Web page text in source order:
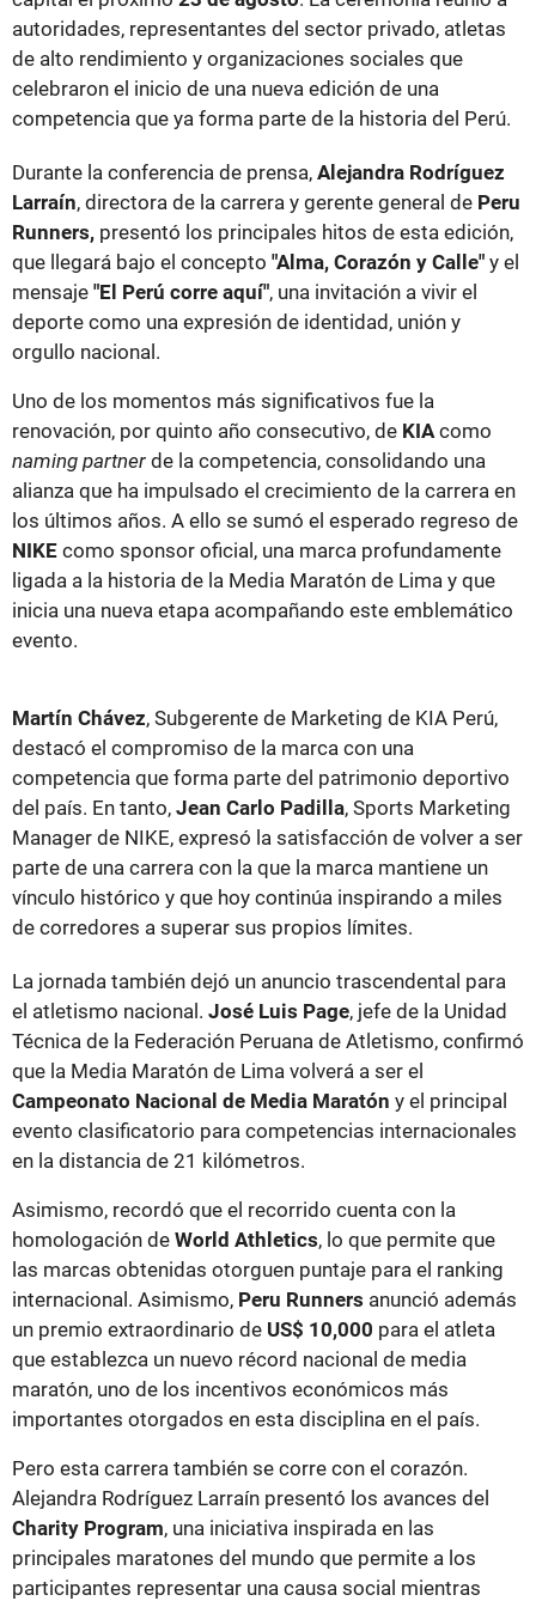
autoridades, representantes del sector privado, atletas
de alto rendimiento y organizaciones sociales que
celebraron el inicio de una nueva edición de una
competencia que ya forma parte de la historia del Perú.
Durante la conferencia de prensa, Alejandra Rodríguez
Larraín, directora de la carrera y gerente general de Peru
Runners, presentó los principales hitos de esta edición,
que llegará bajo el concepto "Alma, Corazón y Calle" y el
mensaje "El Perú corre aquí", una invitación a vivir el
deporte como una expresión de identidad, unión y
orgullo nacional.
Uno de los momentos más significativos fue la
renovación, por quinto año consecutivo, de KIAcomo
naming partner de la competencia, consolidando una
alianza que ha impulsado el crecimiento de la carrera en
los últimos años. A ello se sumó el esperado regreso de
NIKE como sponsor oficial, una marca profundamente
ligada a la historia de la Media Maratón de Lima y que
inicia una nueva etapa acompañando este emblemático
evento.
Martín Chávez, Subgerente de Marketing de KIA Perú,
destacó el compromiso de la marca con una
competencia que forma parte del patrimonio deportivo
del país. En tanto, Jean Carlo Padilla, Sports Marketing
Manager de NIKE, expresó la satisfacción de volver a ser
parte de una carrera con la que la marca mantiene un
vínculo histórico y que hoy continúa inspirando a miles
de corredores a superar sus propios límites.
La jornada también dejó un anuncio trascendental para
el atletismo nacional. José Luis Page, jefe de la Unidad
Técnica de la Federación Peruana de Atletismo, confirmó
que la Media Maratón de Lima volverá a ser el
Campeonato Nacional de Media Maratón y el principal
evento clasificatorio para competencias internacionales
en la distancia de 21 kilómetros.
Asimismo, recordó que el recorrido cuenta con la
homologación de World Athletics, lo que permite que
las marcas obtenidas otorguen puntaje para el ranking
internacional. Asimismo, Peru Runners anunció además
un premio extraordinario de US$ 10,000 para el atleta
que establezca un nuevo récord nacional de media
maratón, uno de los incentivos económicos más
importantes otorgados en esta disciplina en el país.
Pero esta carrera también se corre con el corazón.
Alejandra Rodríguez Larraín presentó los avances del
Charity Program, una iniciativa inspirada en las
principales maratones del mundo que permite a los
participantes representar una causa social mientras